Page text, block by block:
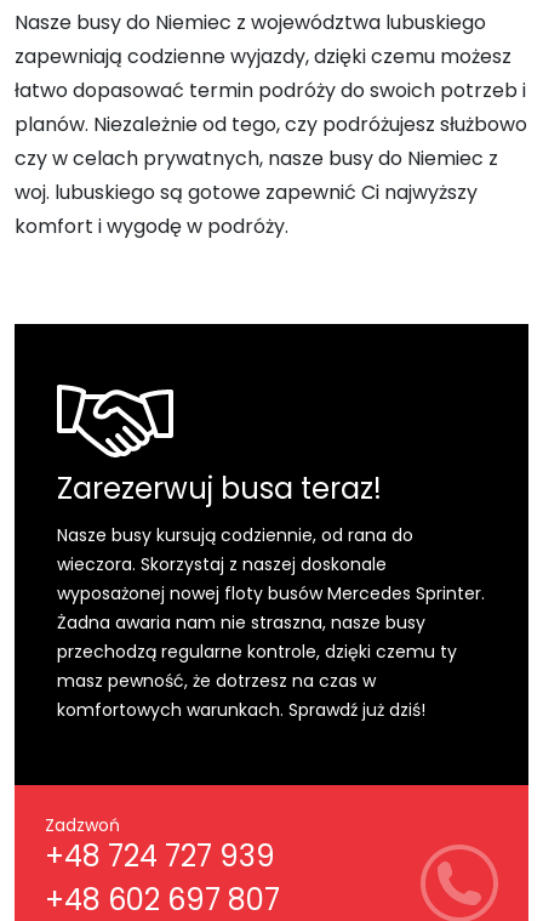
Nasze busy do Niemiec z województwa lubuskiego
zapewniają codzienne wyjazdy, dzięki czemu możesz
łatwo dopasować termin podróży do swoich potrzeb i
planów. Niezależnie od tego, czy podróżujesz służbowo
czy w celach prywatnych, nasze busy do Niemiec z
woj. lubuskiego są gotowe zapewnić Ci najwyższy
komfort i wygodę w podróży.
Zarezerwuj busa teraz!
Nasze busy kursują codziennie, od rana do
wieczora. Skorzystaj z naszej doskonale
wyposażonej nowej floty busów Mercedes Sprinter.
Żadna awaria nam nie straszna, nasze busy
przechodzą regularne kontrole, dzięki czemu ty
masz pewność, że dotrzesz na czas w
komfortowych warunkach. Sprawdź już dziś!
Zadzwoń
+48 724 727 939
+48 602 697 807